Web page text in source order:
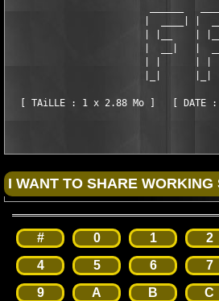
# 0 1 2
4
5 6 7
9
A B C